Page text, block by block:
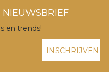
en trends!
INSCHRIJVEN